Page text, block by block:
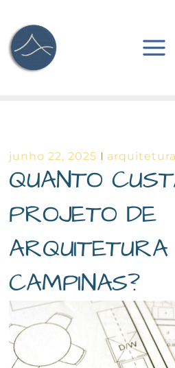
para
conteúdo
junho 22, 2025 arquitetura
QUANTO
PROJETO DE
CAMPINAS?